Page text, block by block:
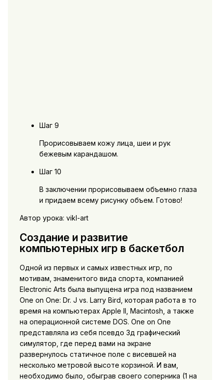
Шаг 9
Прорисовываем кожу лица, шеи и рук
бежевым карандашом.
Шаг 10
В заключении прорисовываем объемно глаза
и придаем всему рисунку объем. Готово!
Автор урока: vikl-art
Создание и развитие
компьютерных игр в баскетбол
Одной из первых и самых известных игр, по
мотивам, знаменитого вида спорта, компанией
Electronic Arts была выпущена игра под названием
One on One: Dr. J vs. Larry Bird, которая работа в то
время на компьютерах Apple II, Macintosh, а также
на операционной системе DOS. One on One
представляла из себя псевдо 3д графический
симулятор, где перед вами на экране
развернулось статичное поле с висевшей на
несколько метровой высоте корзиной. И вам,
необходимо было, обыграв своего соперника (1 на